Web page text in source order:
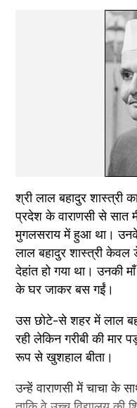
श्री लाल बहादुर शास्त्री
प्रदेश के वाराणसी से सात
मुगलसराय में हुआ था।
लाल बहादुर शास्त्री केवल
देहांत हो गया था। उनकी
के घर जाकर बस गईं।
उस छोटे-से शहर में लाल
रही लेकिन गरीबी की मार
रूप से खुशहाल बीता।
उन्हें वाराणसी में चाचा के